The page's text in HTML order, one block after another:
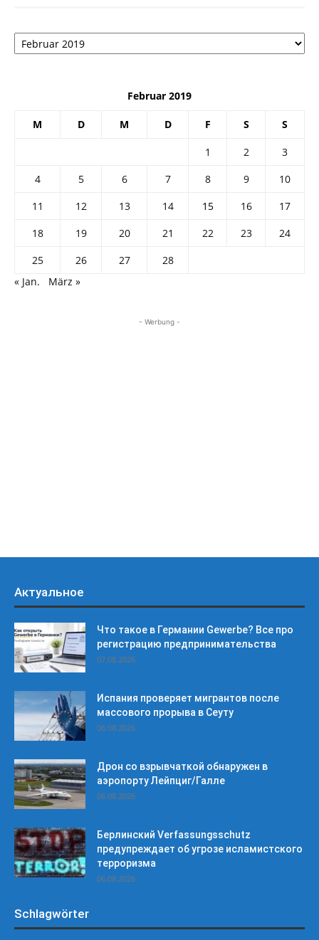
Архив
Februar 2019
M D M D F S S
1 2
3
4
5 6 7 8 9
10
11
12 13 14 15 16
17
18
19 20 21 22 23
24
25
26 27
28
« Jan.
März »
- Werbung -
Актуальное
Что такое в Германии Gewerbe? Все про
регистрацию предпринимательства
07.08.2026
Испания проверяет мигрантов после
массового прорыва в Сеуту
06.08.2026
Дрон со взрывчаткой обнаружен в
аэропорту Лейпциг/Галле
06.08.2026
Берлинский Verfassungsschutz
предупреждает об угрозе исламистского
терроризма
06.08.2026
Schlagwörter